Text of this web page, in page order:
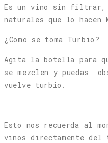
Es un vino sin filtrar,
naturales que lo hacen
¿Como se toma Turbio?
Agita la botella para
se mezclen y puedas
vuelve turbio.
Esto nos recuerda al
vinos directamente del